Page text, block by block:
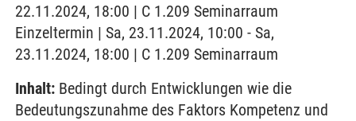
22.11.2024, 18:00 | C 1.209 Seminarraum
Einzeltermin | Sa, 23.11.2024, 10:00 - Sa,
23.11.2024, 18:00 | C 1.209 Seminarraum
Inhalt: Bedingt durch Entwicklungen wie die
Bedeutungszunahme des Faktors Kompetenz und